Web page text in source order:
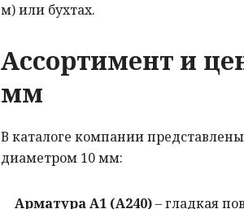
м) или бухтах.
Ассортимент и
мм
В каталоге компании
диаметром 10 мм:
Арматура А1 (А240)– гладкая